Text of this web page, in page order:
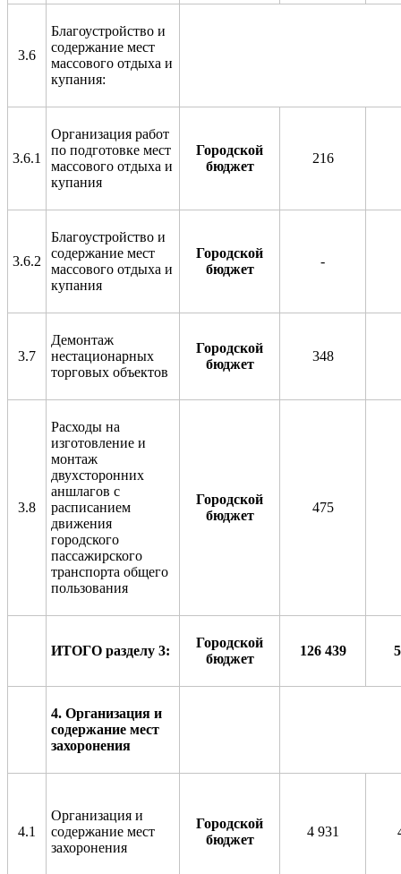
3.6
Благоустройство и
содержание мест
массового отдыха и
купания:
3.6.1
Организация работ
по подготовке мест
массового отдыха и
купания
Городской
бюджет
216
3.6.2
Благоустройство и
содержание мест
массового отдыха и
купания
Городской
бюджет
-
3.7
Демонтаж
нестационарных
торговых объектов
Городской
бюджет
348
3.8
Расходы на
изготовление и
монтаж
двухсторонних
аншлагов с
расписанием
движения
городского
пассажирского
транспорта общего
пользования
Городской
бюджет
475
ИТОГО разделу 3:
Городской
бюджет
126 439
4. Организация и
содержание мест
захоронения
4.1
Организация и
содержание мест
захоронения
Городской
бюджет
4 931